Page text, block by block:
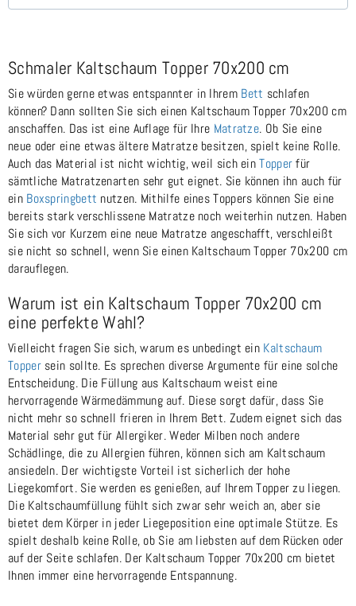
Schmaler Kaltschaum Topper 70x200 cm
Sie würden gerne etwas entspannter in Ihrem Bett schlafen
können? Dann sollten Sie sich einen Kaltschaum Topper 70x200 cm
anschaffen. Das ist eine Auflage für Ihre Matratze. Ob Sie eine
neue oder eine etwas ältere Matratze besitzen, spielt keine Rolle.
Auch das Material ist nicht wichtig, weil sich einTopperfür
sämtliche Matratzenarten sehr gut eignet. Sie können ihn auch für
ein Boxspringbett nutzen. Mithilfe eines Toppers können Sie eine
bereits stark verschlissene Matratze noch weiterhin nutzen. Haben
Sie sich vor Kurzem eine neue Matratze angeschafft, verschleißt
sie nicht so schnell, wenn Sie einen Kaltschaum Topper 70x200 cm
darauflegen.
Warum ist ein Kaltschaum Topper 70x200 cm
eine perfekte Wahl?
Vielleicht fragen Sie sich, warum es unbedingt ein Kaltschaum
Toppersein sollte. Es sprechen diverse Argumente für eine solche
Entscheidung. Die Füllung aus Kaltschaum weist eine
hervorragende Wärmedämmung auf. Diese sorgt dafür, dass Sie
nicht mehr so schnell frieren in Ihrem Bett. Zudem eignet sich das
Material sehr gut für Allergiker. Weder Milben noch andere
Schädlinge, die zu Allergien führen, können sich am Kaltschaum
ansiedeln. Der wichtigste Vorteil ist sicherlich der hohe
Liegekomfort. Sie werden es genießen, auf Ihrem Topper zu liegen.
Die Kaltschaumfüllung fühlt sich zwar sehr weich an, aber sie
bietet dem Körper in jeder Liegeposition eine optimale Stütze. Es
spielt deshalb keine Rolle, ob Sie am liebsten auf dem Rücken oder
auf der Seite schlafen. Der Kaltschaum Topper 70x200 cm bietet
Ihnen immer eine hervorragende Entspannung.